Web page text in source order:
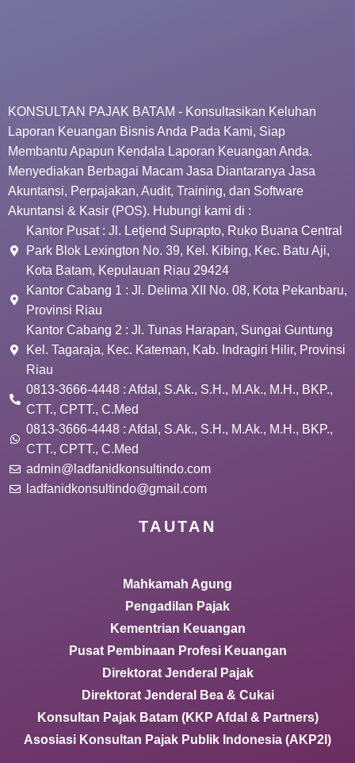
KONSULTAN PAJAK BATAM - Konsultasikan Keluhan
Laporan Keuangan Bisnis Anda Pada Kami, Siap
Membantu Apapun Kendala Laporan Keuangan Anda.
Menyediakan Berbagai Macam Jasa Diantaranya Jasa
Akuntansi, Perpajakan, Audit, Training, dan Software
Akuntansi & Kasir (POS). Hubungi kami di :
Kantor Pusat : Jl. Letjend Suprapto, Ruko Buana Central
Park Blok Lexington No. 39, Kel. Kibing, Kec. Batu Aji,
Kota Batam, Kepulauan Riau 29424
Kantor Cabang 1 : Jl. Delima XII No. 08, Kota Pekanbaru,
Provinsi Riau
Kantor Cabang 2 : Jl. Tunas Harapan, Sungai Guntung
Kel. Tagaraja, Kec. Kateman, Kab. Indragiri Hilir, Provinsi
Riau
0813-3666-4448 : Afdal, S.Ak., S.H., M.Ak., M.H., BKP.,
CTT., CPTT., C.Med
0813-3666-4448 : Afdal, S.Ak., S.H., M.Ak., M.H., BKP.,
CTT., CPTT., C.Med
admin@ladfanidkonsultindo.com
ladfanidkonsultindo@gmail.com
TAUTAN
Mahkamah Agung
Pengadilan Pajak
Kementrian Keuangan
Pusat Pembinaan Profesi Keuangan
Direktorat Jenderal Pajak
Direktorat Jenderal Bea & Cukai
Konsultan Pajak Batam (KKP Afdal & Partners)
Asosiasi Konsultan Pajak Publik Indonesia (AKP2I)